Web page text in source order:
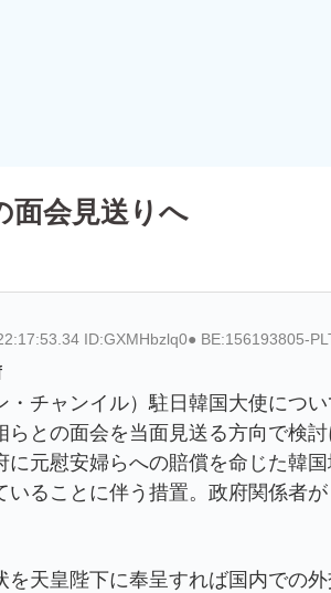
面会見送りへ
ID:GXMHbzlq0● BE:156193805-
チャンイル）駐日韓国大使につ
との面会を当面見送る方向で検討
元慰安婦らへの賠償を命じた韓
ることに伴う措置。政府関係者が
天皇陛下に奉呈すれば国内での